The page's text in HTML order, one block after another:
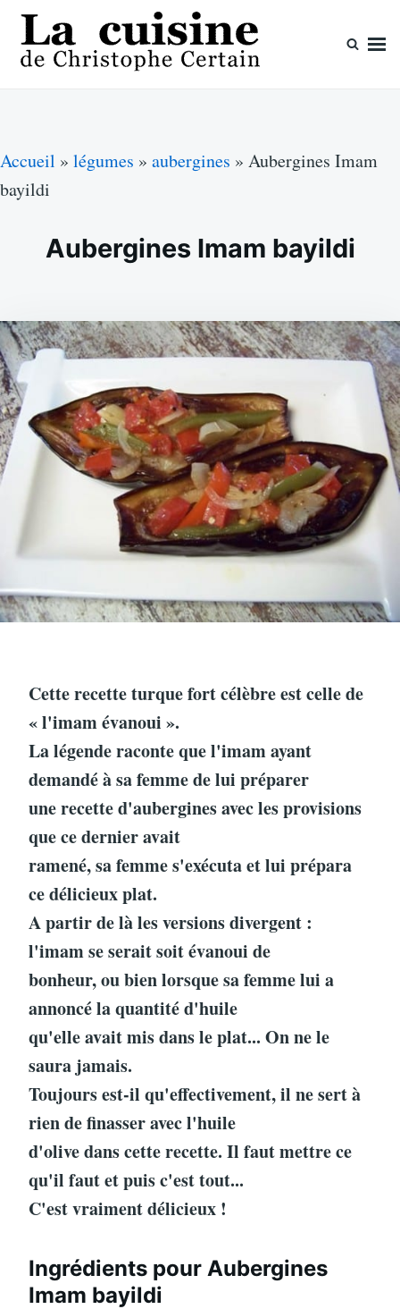
Skip
content
Search
for:
Accueil » légumes » aubergines » Aubergines Imam
bayildi
Aubergines Imam bayildi
Cette recette turque fort célèbre est celle de
« l'imam évanoui ».
La légende raconte que l'imam ayant
demandé à sa femme de lui préparer
une recette d'aubergines avec les provisions
que ce dernier avait
ramené, sa femme s'exécuta et lui prépara
ce délicieux plat.
A partir de là les versions divergent :
l'imam se serait soit évanoui de
bonheur, ou bien lorsque sa femme lui a
annoncé la quantité d'huile
qu'elle avait mis dans le plat... On ne le
saura jamais.
Toujours est-il qu'effectivement, il ne sert à
rien de finasser avec l'huile
d'olive dans cette recette. Il faut mettre ce
qu'il faut et puis c'est tout...
C'est vraiment délicieux !
Ingrédients pour Aubergines
Imam bayildi